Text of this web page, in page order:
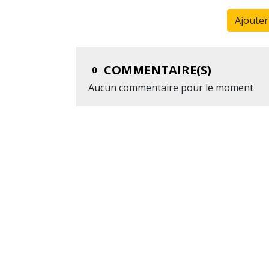
0 COMMENTAIRE(S)
Aucun commentaire pour le moment